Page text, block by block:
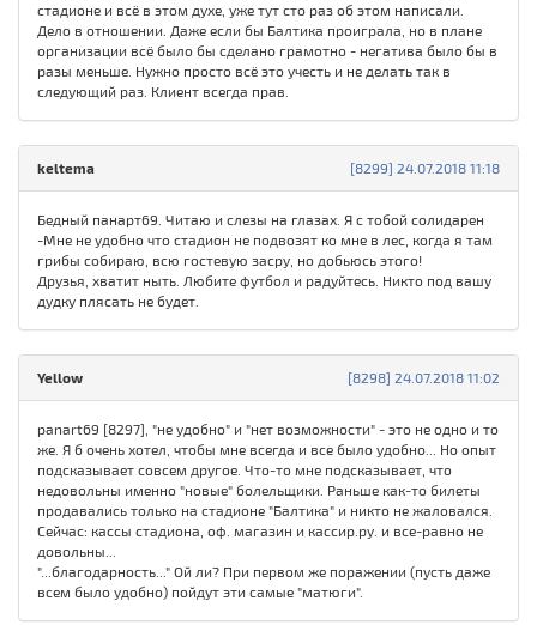
стадионе и всё в этом духе, уже тут сто раз об этом написали.
Дело в отношении. Даже если бы Балтика проиграла, но в плане
организации всё было бы сделано грамотно - негатива было бы в
разы меньше. Нужно просто всё это учесть и не делать так в
следующий раз. Клиент всегда прав.
[8299] 24.07.2018 11:18
keltema
Бедный панарт69. Читаю и слезы на глазах. Я с тобой солидарен
-Мне не удобно что стадион не подвозят ко мне в лес, когда я там
грибы собираю, всю гостевую засру, но добьюсь этого!
Друзья, хватит ныть. Любите футбол и радуйтесь. Никто под вашу
дудку плясать не будет.
[8298] 24.07.2018 11:02
Yellow
panart69 [8297], "не удобно" и "нет возможности" - это не одно и то
же. Я б очень хотел, чтобы мне всегда и все было удобно... Но опыт
подсказывает совсем другое. Что-то мне подсказывает, что
недовольны именно "новые" болельщики. Раньше как-то билеты
продавались только на стадионе "Балтика" и никто не жаловался.
Сейчас: кассы стадиона, оф. магазин и кассир.ру. и все-равно не
довольны...
"...благодарность..." Ой ли? При первом же поражении (пусть даже
всем было удобно) пойдут эти самые "матюги".